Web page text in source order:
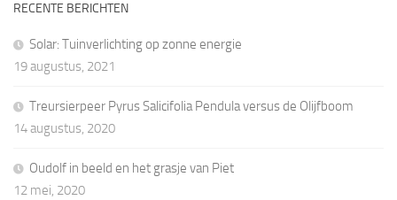
RECENTE BERICHTEN
Solar: Tuinverlichting op zonne energie
19 augustus, 2021
Treursierpeer Pyrus Salicifolia Pendula versus de Olijfboom
14 augustus, 2020
Oudolf in beeld en het grasje van Piet
12 mei, 2020